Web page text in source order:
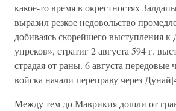
какое-то время в окрестностях
выразил резкое недовольство
добиваясь скорейшего выступления
упреков», стратиг 2 августа 594 г.
страдая от раны. 6 августа передовые
войска начали переправу через
Между тем до Маврикия дошли от